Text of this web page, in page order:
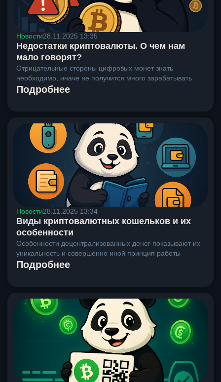
Новости28.11.2025 13:35
Недостатки криптовалюты. О чем нам
мало говорят?
Отрицательные стороны цифровых монет знать
необходимо, иначе не получится много зарабатывать
Подробнее
Новости28.11.2025 13:34
Виды криптовалютных кошельков и их
особенности
Особенности децентрализованных денег показывают их
уникальность и совершенно иной принцип работы
Подробнее